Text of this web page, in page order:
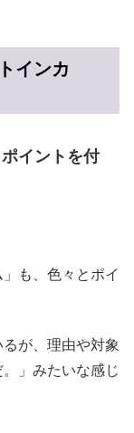
インカ
イントを付
も、色々とポイ
が、理由や対象
」みたいな感じ